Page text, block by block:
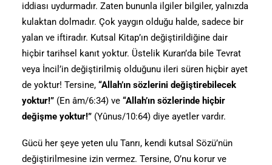
iddiası uydurmadır. Zaten bununla ilgiler bilgiler, yalnızda
kulaktan dolmadır. Çok yaygın olduğu halde, sadece bir
yalan ve iftiradır. Kutsal Kitap’ın değiştirildiğine dair
hiçbir tarihsel kanıt yoktur. Üstelik Kuran’da bile Tevrat
veya İncil’in değiştirilmiş olduğunu ileri süren hiçbir ayet
de yoktur! Tersine, “Allah’ın sözlerini değiştirebilecek
yoktur!” (En âm/6:34) ve “Allah’ın sözlerinde hiçbir
değişme yoktur!” (Yûnus/10:64) diye ayetler vardır.
Gücü her şeye yeten ulu Tanrı, kendi kutsal Sözü’nün
değiştirilmesine izin vermez. Tersine, O’nu korur ve